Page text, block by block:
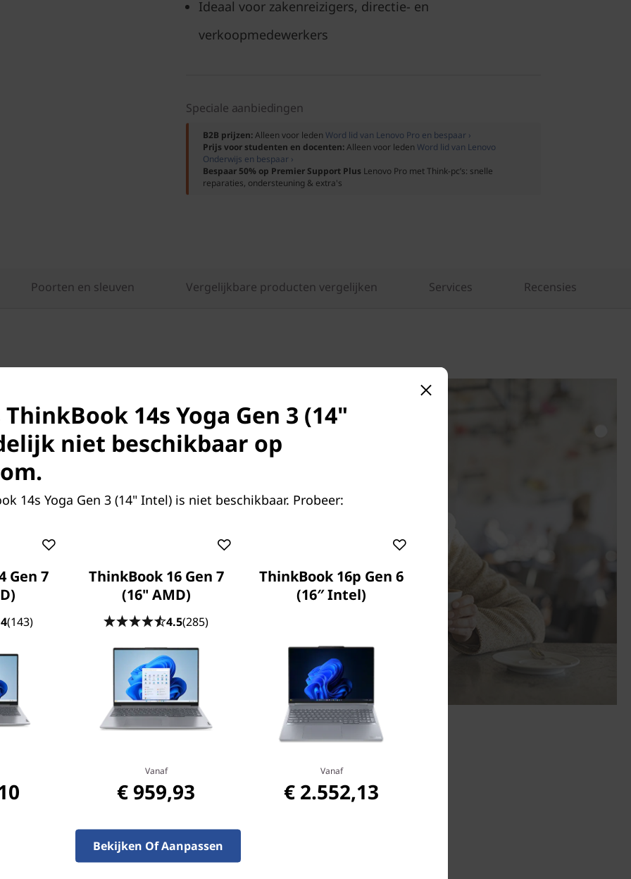
Ideaal voor zakenreizigers, directie- en
verkoopmedewerkers
Speciale aanbiedingen
B2B prijzen:Alleen voor leden Word lid van Lenovo Pro en bespaar ›
Prijs voor studenten en docenten:Alleen voor leden Word lid van Lenovo
Onderwijs en bespaar ›
Bespaar 50% op Premier Support Plus Lenovo Pro met Think-pc’s: snelle
reparaties, ondersteuning & extra's
Poorten en sleuven Vergelijkbare producten vergelijken Services Recensies
laptop is voorzien
e generatie voor
Met de door AI
verdeeld over cores
efficiëntie, je bent zo
tot je beschikking, de
stabielere draadloze
het besturingssysteem, routers/AP's/gateways
en spectrumtoewijzing.
Past zich aan jouw werkstijl aan
14s Yoga Gen 3 (14"
niet beschikbaar op
14s Yoga Gen 3 (14" Intel) is niet beschikbaar. Probeer:
Gen 7
(143)
ThinkBook 16 Gen 7
(16" AMD)
4.5(285)
Vanaf
€ 959,93
ThinkBook 16p Gen 6
(16″ Intel)
Vanaf
€ 2.552,13
Bekijken Of Aanpassen